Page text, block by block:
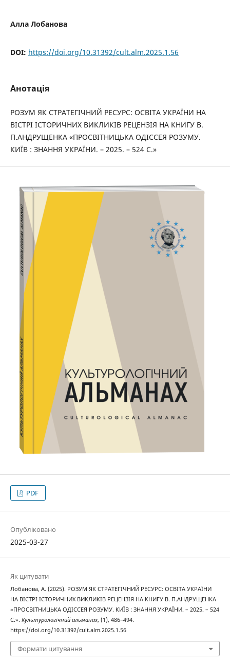
Алла Лобанова
DOI: https://doi.org/10.31392/cult.alm.2025.1.56
Анотація
РОЗУМ ЯК СТРАТЕГІЧНИЙ РЕСУРС: ОСВІТА УКРАЇНИ НА
ВІСТРІ ІСТОРИЧНИХ ВИКЛИКІВ РЕЦЕНЗІЯ НА КНИГУ В.
П.АНДРУЩЕНКА «ПРОСВІТНИЦЬКА ОДІССЕЯ РОЗУМУ.
КИЇВ : ЗНАННЯ УКРАЇНИ. – 2025. – 524 С.»
PDF
Опубліковано
2025-03-27
Як цитувати
Лобанова, А. (2025). РОЗУМ ЯК СТРАТЕГІЧНИЙ РЕСУРС: ОСВІТА УКРАЇНИ
НА ВІСТРІ ІСТОРИЧНИХ ВИКЛИКІВ РЕЦЕНЗІЯ НА КНИГУ В. П.АНДРУЩЕНКА
«ПРОСВІТНИЦЬКА ОДІССЕЯ РОЗУМУ. КИЇВ : ЗНАННЯ УКРАЇНИ. – 2025. – 524
С.». Культурологічний альманах, (1), 486–494.
https://doi.org/10.31392/cult.alm.2025.1.56
Формати цитування